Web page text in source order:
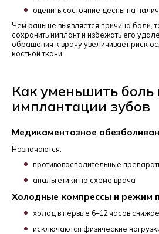
оценить состояние десны на
Чем раньше выявляется причина боли,
сохранить имплант и избежать его
обращения к врачу увеличивает риск
костной ткани.
Как уменьшить боль
имплантации зубов
Медикаментозное
Назначаются:
противовоспалительные
анальгетики по схеме врача
Холодные компрессы и режим
холод в первые 6–12 часов
исключаются физические